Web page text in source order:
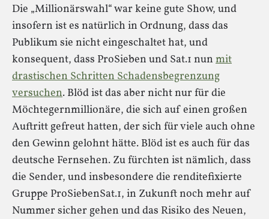
Die „Millionärswahl“ war keine gute Show, und
insofern ist es natürlich in Ordnung, dass das
Publikum sie nicht eingeschaltet hat, und
konsequent, dass ProSieben und Sat.1 nun mit
drastischen Schritten Schadensbegrenzung
versuchen. Blöd ist das aber nicht nur für die
Möchtegernmillionäre, die sich auf einen großen
Auftritt gefreut hatten, der sich für viele auch ohne
den Gewinn gelohnt hätte. Blöd ist es auch für das
deutsche Fernsehen. Zu fürchten ist nämlich, dass
die Sender, und insbesondere die renditefixierte
Gruppe ProSiebenSat.1, in Zukunft noch mehr auf
Nummer sicher gehen und das Risiko des Neuen,